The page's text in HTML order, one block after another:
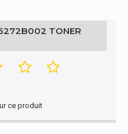
TONER
ce produit